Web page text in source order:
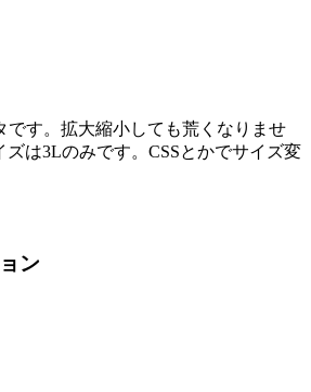
です。拡大縮小しても荒くなりませ
ズは3Lのみです。CSSとかでサイズ変
ン